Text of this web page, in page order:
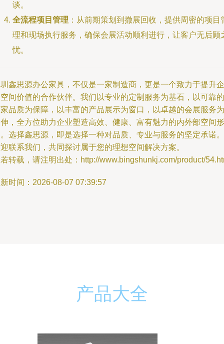
谈。
全流程项目管理 ：从前期策划到撤展回收，提供周密的项目
理和现场执行服务，确保会展活动顺利进行，让客户无后顾
忧。
鑫思源办公家具，不仅是一家制造商，更是一个致力于提升企
间价值的合作伙伴。我们以专业的定制服务为基石，以可靠的
品质为保障，以丰富的产品展示为窗口，以卓越的会展服务为
，全方位助力企业塑造高效、健康、富有魅力的内外部空间形
选择鑫思源，即是选择一种对品质、专业与服务的坚定承诺。
联系我们，共同探讨属于您的理想空间解决方案。
转载，请注明出处：http://www.bingshunkj.com/product/
时间：2026-08-07 07:39:57
产品大全